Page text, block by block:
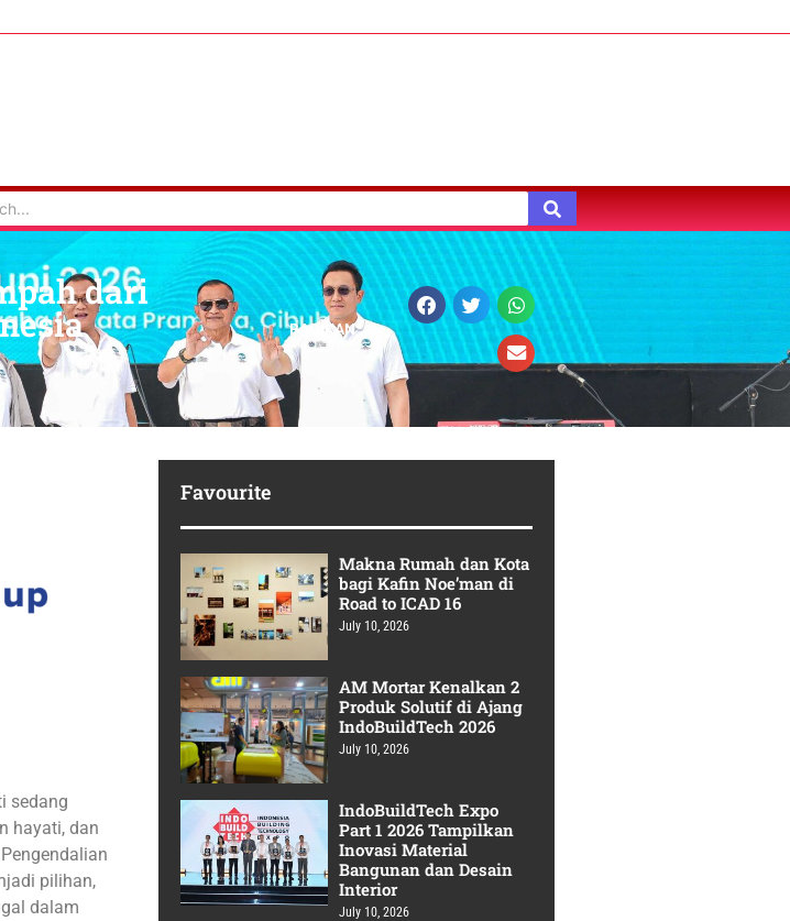
dari
BAGIKAN
sedang
hayati, dan
pilihan,
dalam
Favourite
Makna Rumah dan Kota
bagi Kafin Noe’man di
Road to ICAD 16
July 10, 2026
AM Mortar Kenalkan 2
Produk Solutif di Ajang
IndoBuildTech 2026
July 10, 2026
IndoBuildTech Expo
Part 1 2026 Tampilkan
Inovasi Material
Bangunan dan Desain
Interior
July 10, 2026